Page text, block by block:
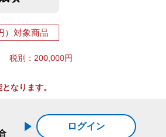
）対象商品
税別：200,000円
なります。
ログイン